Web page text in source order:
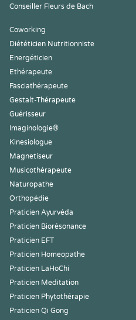
Conseiller Fleurs de Bach
Coworking
Diététicien Nutritionniste
Energéticien
Ethérapeute
Fasciathérapeute
Gestalt-Thérapeute
Guérisseur
Imaginologie®
Kinesiologue
Magnetiseur
Musicothérapeute
Naturopathe
Orthopédie
Praticien Ayurvéda
Praticien Biorésonance
Praticien EFT
Praticien Homeopathe
Praticien LaHoChi
Praticien Meditation
Praticien Phytothérapie
Praticien Qi Gong